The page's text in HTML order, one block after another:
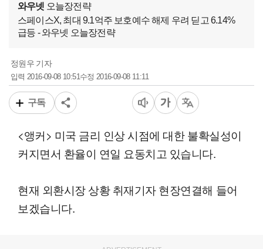
와우넷 오늘장전략
스페이스X, 최대 9.1억주 보호예수 해제 우려 딛고 6.14%
급등 - 와우넷 오늘장전략
정원우 기자
입력2016-09-08 10:51수정 2016-09-08 11:11
구독
<앵커> 미국 금리 인상 시점에 대한 불확실성이
커지면서 환율이 연일 요동치고 있습니다.
현재 외환시장 상황 취재기자 현장연결해 들어
보겠습니다.